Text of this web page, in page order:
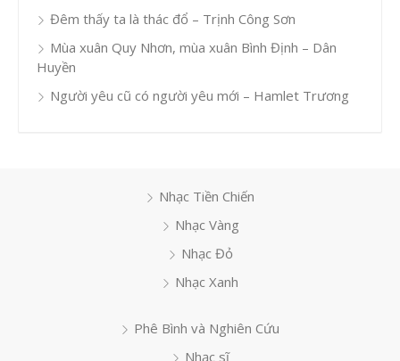
Đêm thấy ta là thác đổ – Trịnh Công Sơn
Mùa xuân Quy Nhơn, mùa xuân Bình Định – Dân
Huyền
Người yêu cũ có người yêu mới – Hamlet Trương
Nhạc Tiền Chiến
Nhạc Vàng
Nhạc Đỏ
Nhạc Xanh
Phê Bình và Nghiên Cứu
Nhạc sĩ